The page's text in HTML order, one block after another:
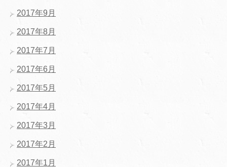
2017年9月
2017年8月
2017年7月
2017年6月
2017年5月
2017年4月
2017年3月
2017年2月
2017年1月